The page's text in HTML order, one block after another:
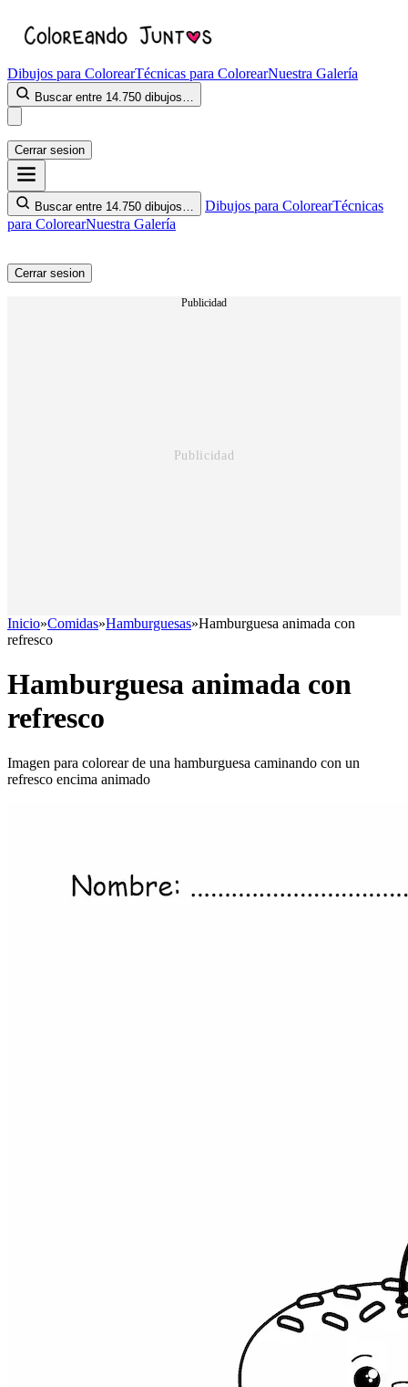
Dibujos para ColorearTécnicas para ColorearNuestra Galería
Buscar entre 14.750 dibujos…
Cerrar sesion
Buscar entre 14.750 dibujos… Dibujos para ColorearTécnicas
para ColorearNuestra Galería
Cerrar sesion
Publicidad
Inicio»Comidas»Hamburguesas»Hamburguesa animada con
refresco
Hamburguesa animada con
refresco
Imagen para colorear de una hamburguesa caminando con un
refresco encima animado